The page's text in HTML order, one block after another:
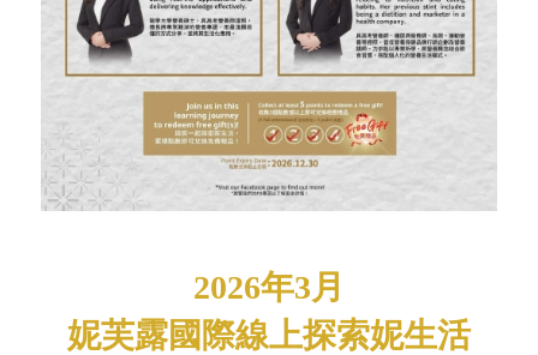
2026年3月
妮芙露國際線上探索妮生活